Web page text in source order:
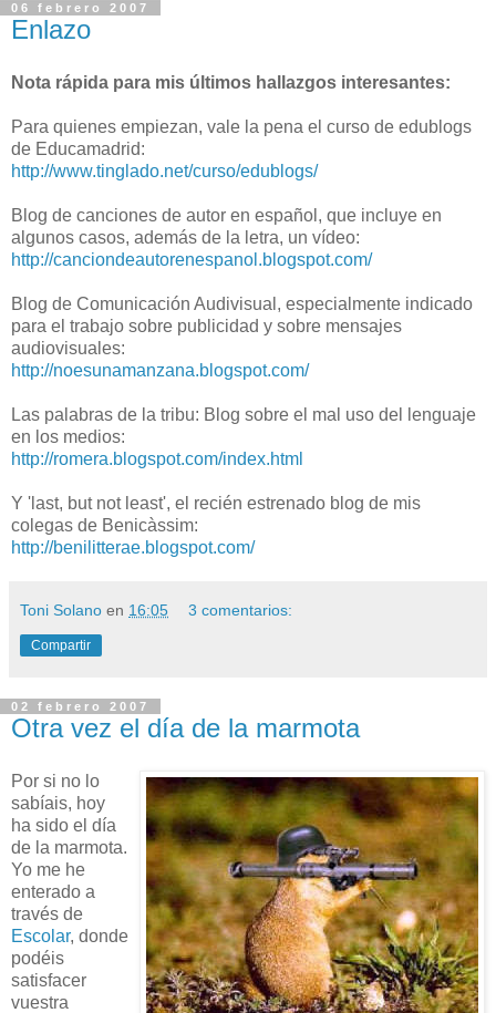
06 febrero 2007
Enlazo
Nota rápida para mis últimos hallazgos interesantes:
Para quienes empiezan, vale la pena el curso de edublogs
de Educamadrid:
http://www.tinglado.net/curso/edublogs/
Blog de canciones de autor en español, que incluye en
algunos casos, además de la letra, un vídeo:
http://canciondeautorenespanol.blogspot.com/
Blog de Comunicación Audivisual, especialmente indicado
para el trabajo sobre publicidad y sobre mensajes
audiovisuales:
http://noesunamanzana.blogspot.com/
Las palabras de la tribu: Blog sobre el mal uso del lenguaje
en los medios:
http://romera.blogspot.com/index.html
Y 'last, but not least', el recién estrenado blog de mis
colegas de Benicàssim:
http://benilitterae.blogspot.com/
Toni Solano en 16:05 3 comentarios:
Compartir
02 febrero 2007
Otra vez el día de la marmota
Por si no lo
sabíais, hoy
ha sido el día
de la marmota.
Yo me he
enterado a
través de
Escolar, donde
podéis
satisfacer
vuestra